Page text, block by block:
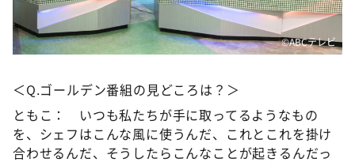
©️ABCテレビ
＜Q.ゴールデン番組の見どころは？＞
ともこ： いつも私たちが手に取ってるようなもの
を、シェフはこんな風に使うんだ、これとこれを掛け
合わせるんだ、そうしたらこんなことが起きるんだっ